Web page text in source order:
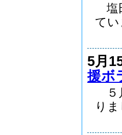
塩
て
5月
援ボ
５
り